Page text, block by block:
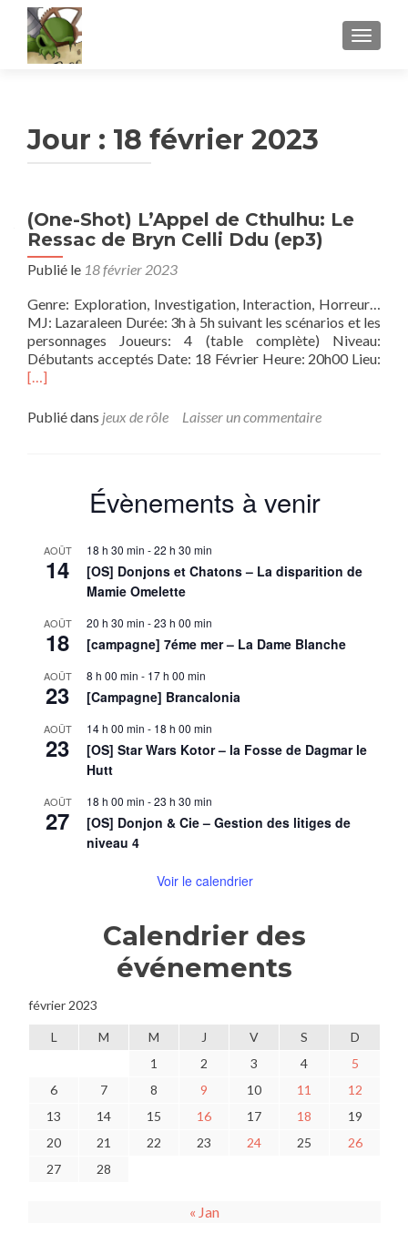
Jour : 18 février 2023
(One-Shot) L’Appel de Cthulhu: Le
Ressac de Bryn Celli Ddu (ep3)
Publié le 18 février 2023
Genre: Exploration, Investigation, Interaction, Horreur…
MJ: Lazaraleen Durée: 3h à 5h suivant les scénarios et les
personnages Joueurs: 4 (table complète) Niveau:
Débutants acceptés Date: 18 Février Heure: 20h00 Lieu:
[…]
Publié dans jeux de rôle Laisser un commentaire
Évènements à venir
AOÛT
14
18 h 30 min -22 h 30 min
[OS] Donjons et Chatons – La disparition de
Mamie Omelette
AOÛT
18
20 h 30 min -23 h 00 min
[campagne] 7éme mer – La Dame Blanche
AOÛT
23
8 h 00 min - 17 h 00 min
[Campagne] Brancalonia
AOÛT
23
14 h 00 min - 18 h 00 min
[OS] Star Wars Kotor – la Fosse de Dagmar le
Hutt
AOÛT
27
18 h 00 min -23 h 30 min
[OS] Donjon & Cie – Gestion des litiges de
niveau 4
Voir le calendrier
Calendrier des
événements
février 2023
L M M J V S
D
1
2 3 4
5
6
7 8 9 10 11
12
13
14 15 16 17 18
19
20
21 22 23 24 25
26
27
28
« Jan